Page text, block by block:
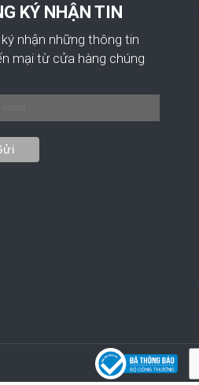
KÝ NHẬN TIN
nhận những thông tin
mại từ cửa hàng chúng